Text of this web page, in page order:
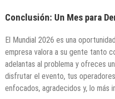
Conclusión: Un Mes para
El Mundial 2026 es una
empresa valora a su gente tanto
adelantas al problema y ofreces
disfrutar el evento, tus
enfocados, agradecidos y, lo más